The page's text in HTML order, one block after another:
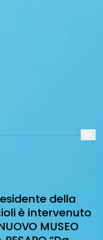
della
è intervenuto
MUSEO